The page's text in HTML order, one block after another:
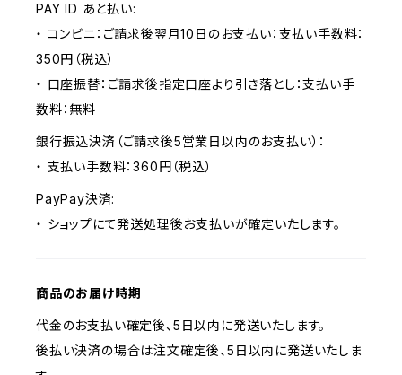
PAY ID あと払い:
・ コンビニ：ご請求後翌月10日のお支払い：支払い手数料：
350円（税込）
・ 口座振替：ご請求後指定口座より引き落とし：支払い手
数料：無料
銀行振込決済（ご請求後5営業日以内のお支払い）：
・ 支払い手数料：360円（税込）
PayPay決済:
・ ショップにて発送処理後お支払いが確定いたします。
商品のお届け時期
代金のお支払い確定後、5日以内に発送いたします。
後払い決済の場合は注文確定後、5日以内に発送いたしま